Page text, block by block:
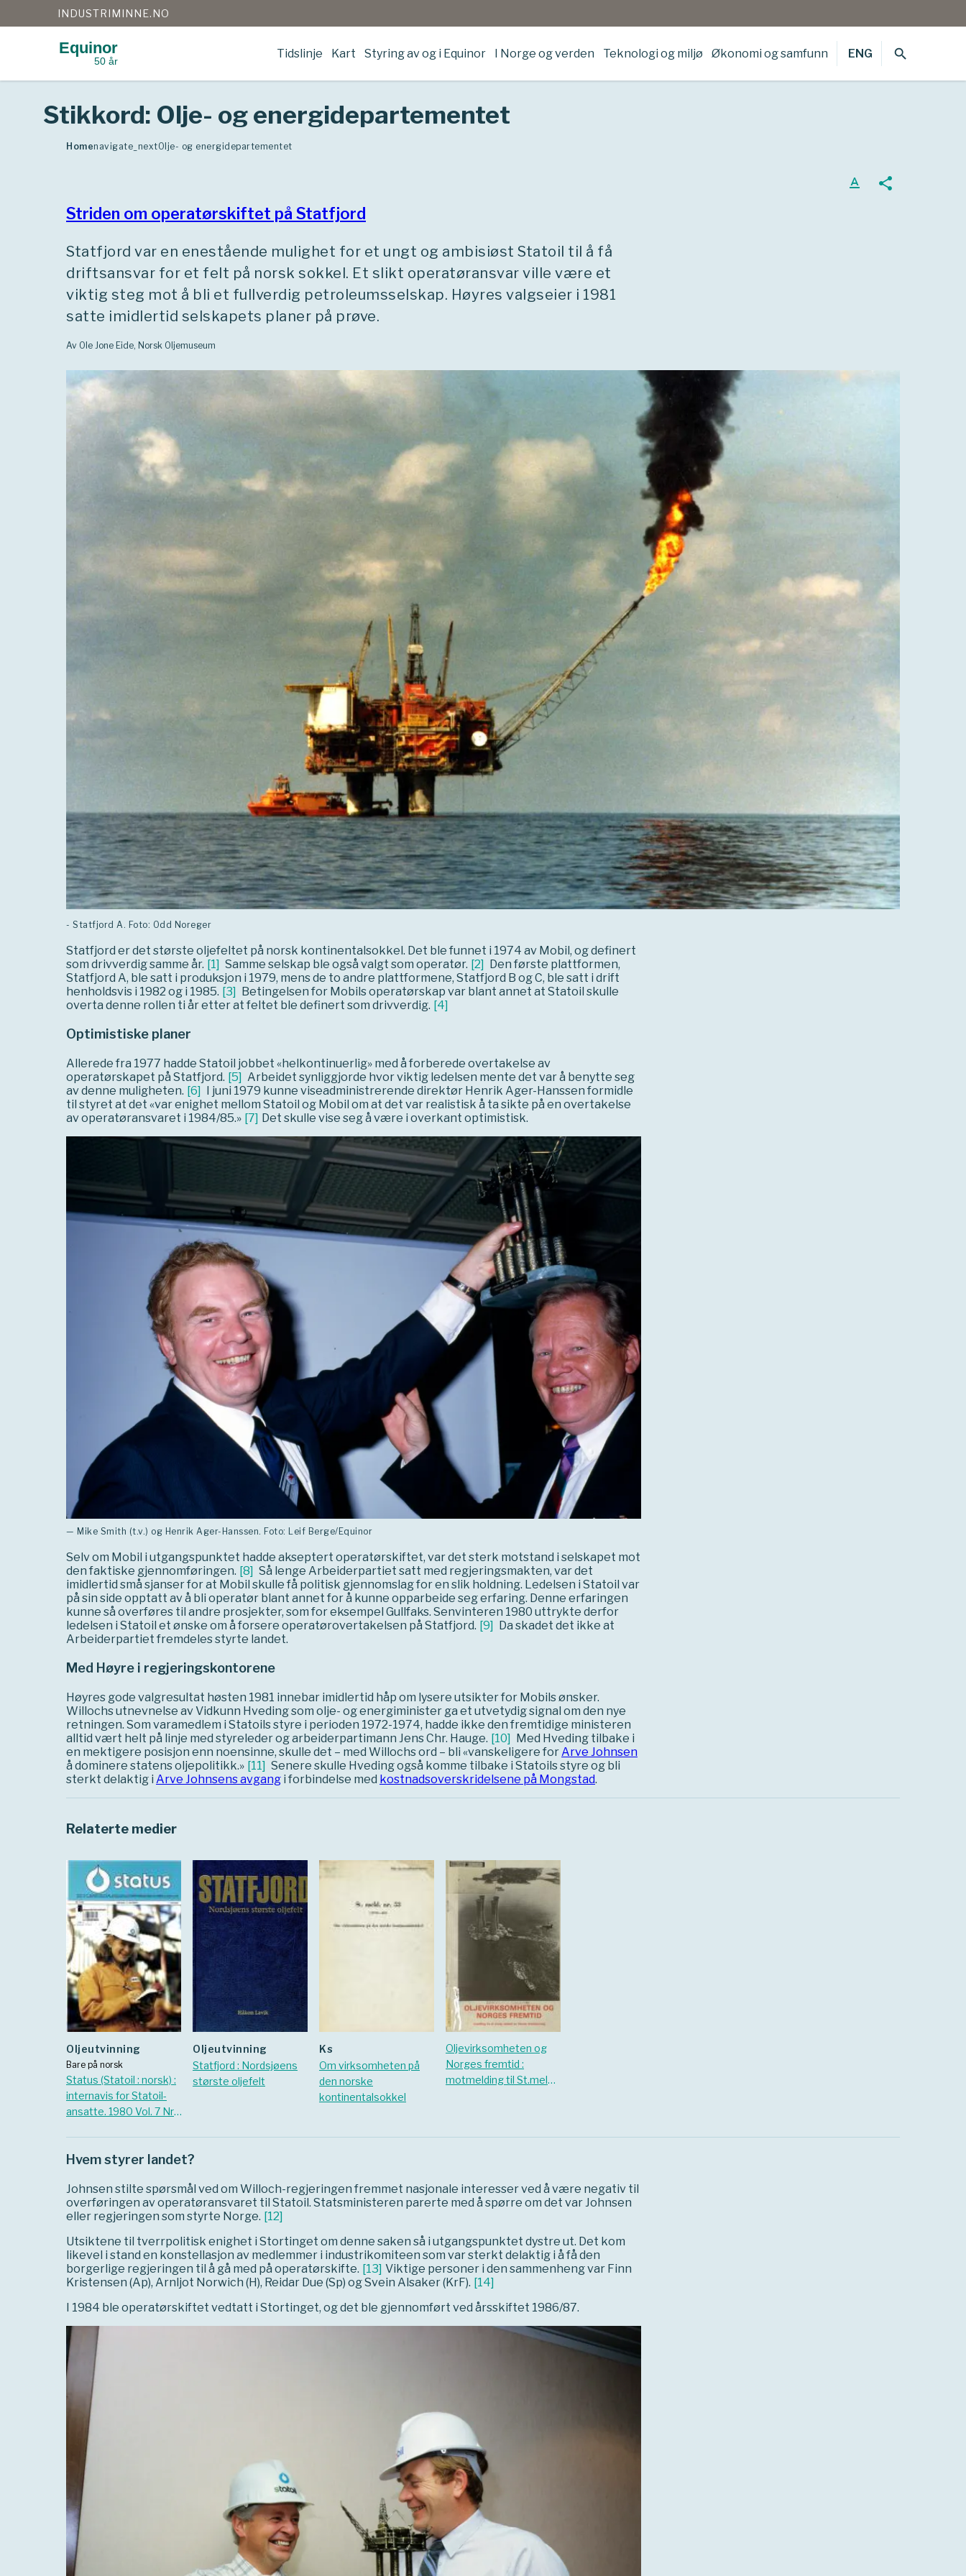
til
INDUSTRIMINNE.NO
Equinor
50 år
Tidslinje Kart Styring av og i Equinor I Norge og verden Teknologi og miljø Økonomi og samfunn ENG search
Stikkord: Olje- og energidepartementet
Homenavigate_nextOlje- og energidepartementet
Striden om operatørskiftet på Statfjord
text_format share
Statfjord var en enestående mulighet for et ungt og ambisiøst Statoil til å få
driftsansvar for et felt på norsk sokkel. Et slikt operatøransvar ville være et
viktig steg mot å bli et fullverdig petroleumsselskap. Høyres valgseier i 1981
satte imidlertid selskapets planer på prøve.
Av Ole Jone Eide, Norsk Oljemuseum
- Statfjord A. Foto: Odd Noreger
Statfjord er det største oljefeltet på norsk kontinentalsokkel. Det ble funnet i 1974 av Mobil, og definert
som drivverdig samme år. [1] Samme selskap ble også valgt som operatør. [2] Den første plattformen,
Statfjord A, ble satt i produksjon i 1979, mens de to andre plattformene, Statfjord B og C, ble satt i drift
henholdsvis i 1982 og i 1985. [3] Betingelsen for Mobils operatørskap var blant annet at Statoil skulle
overta denne rollen ti år etter at feltet ble definert som drivverdig. [4]
Optimistiske planer
Allerede fra 1977 hadde Statoil jobbet «helkontinuerlig» med å forberede overtakelse av
operatørskapet på Statfjord. [5] Arbeidet synliggjorde hvor viktig ledelsen mente det var å benytte seg
av denne muligheten. [6] I juni 1979 kunne viseadministrerende direktør Henrik Ager-Hanssen formidle
til styret at det «var enighet mellom Statoil og Mobil om at det var realistisk å ta sikte på en overtakelse
av operatøransvaret i 1984/85.» [7] Det skulle vise seg å være i overkant optimistisk.
— Mike Smith (t.v.) og Henrik Ager-Hanssen. Foto: Leif Berge/Equinor
Selv om Mobil i utgangspunktet hadde akseptert operatørskiftet, var det sterk motstand i selskapet mot
den faktiske gjennomføringen. [8] Så lenge Arbeiderpartiet satt med regjeringsmakten, var det
imidlertid små sjanser for at Mobil skulle få politisk gjennomslag for en slik holdning. Ledelsen i Statoil var
på sin side opptatt av å bli operatør blant annet for å kunne opparbeide seg erfaring. Denne erfaringen
kunne så overføres til andre prosjekter, som for eksempel Gullfaks. Senvinteren 1980 uttrykte derfor
ledelsen i Statoil et ønske om å forsere operatørovertakelsen på Statfjord. [9] Da skadet det ikke at
Arbeiderpartiet fremdeles styrte landet.
Med Høyre i regjeringskontorene
Høyres gode valgresultat høsten 1981 innebar imidlertid håp om lysere utsikter for Mobils ønsker.
Willochs utnevnelse av Vidkunn Hveding som olje- og energiminister ga et utvetydig signal om den nye
retningen. Som varamedlem i Statoils styre i perioden 1972-1974, hadde ikke den fremtidige ministeren
alltid vært helt på linje med styreleder og arbeiderpartimann Jens Chr. Hauge. [10] Med Hveding tilbake i
en mektigere posisjon enn noensinne, skulle det – med Willochs ord – bli «vanskeligere forArve Johnsen
å dominere statens oljepolitikk.» [11] Senere skulle Hveding også komme tilbake i Statoils styre og bli
sterkt delaktig i Arve Johnsens avgang i forbindelse med kostnadsoverskridelsene på Mongstad.
Relaterte medier
Oljeutvinning
Bare på norsk
Status (Statoil : norsk) :
internavis for Statoil-
ansatte. 1980 Vol. 7 Nr.
oljeutvinning
Statfjord : Nordsjøens
største oljefelt
ks
Om virksomheten på
den norske
kontinentalsokkel
Oljevirksomheten og
Norges fremtid :
motmelding til St.meld.
Hvem styrer landet?
Johnsen stilte spørsmål ved om Willoch-regjeringen fremmet nasjonale interesser ved å være negativ til
overføringen av operatøransvaret til Statoil. Statsministeren parerte med å spørre om det var Johnsen
eller regjeringen som styrte Norge. [12]
Utsiktene til tverrpolitisk enighet i Stortinget om denne saken så i utgangspunktet dystre ut. Det kom
likevel i stand en konstellasjon av medlemmer i industrikomiteen som var sterkt delaktig i å få den
borgerlige regjeringen til å gå med på operatørskifte. [13] Viktige personer i den sammenheng var Finn
Kristensen (Ap), Arnljot Norwich (H), Reidar Due (Sp) og Svein Alsaker (KrF). [14]
I 1984 ble operatørskiftet vedtatt i Stortinget, og det ble gjennomført ved årsskiftet 1986/87.